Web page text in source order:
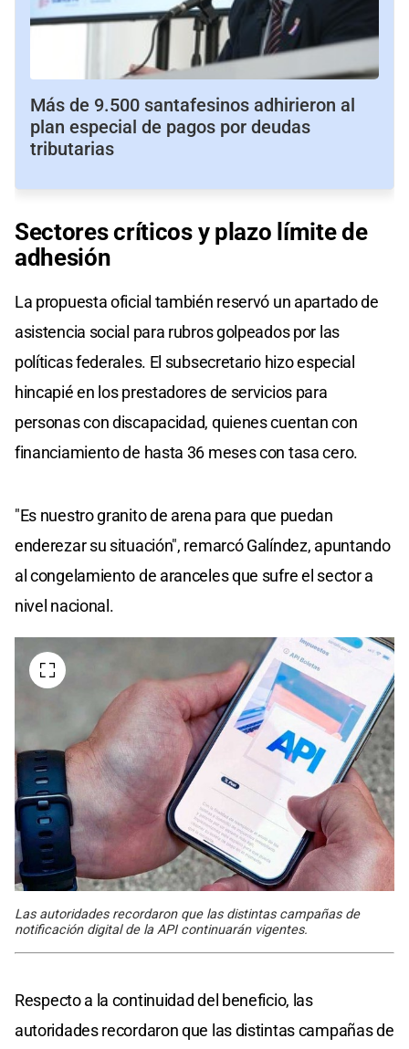
Más de 9.500 santafesinos adhirieron al
plan especial de pagos por deudas
tributarias
Sectores críticos y plazo límite de
adhesión
La propuesta oficial también reservó un apartado de
asistencia social para rubros golpeados por las
políticas federales. El subsecretario hizo especial
hincapié en los prestadores de servicios para
personas con discapacidad, quienes cuentan con
financiamiento de hasta 36 meses con tasa cero.
"Es nuestro granito de arena para que puedan
enderezar su situación", remarcó Galíndez, apuntando
al congelamiento de aranceles que sufre el sector a
nivel nacional.
Las autoridades recordaron que las distintas campañas de
notificación digital de la API continuarán vigentes.
Respecto a la continuidad del beneficio, las
autoridades recordaron que las distintas campañas de